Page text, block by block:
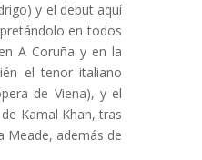
y el debut aquí
en todos
A Coruña y en la
el tenor italiano
de Viena), y el
Kamal Khan, tras
Meade, además de